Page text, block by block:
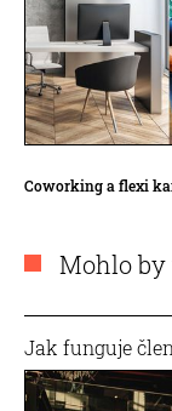
Coworking a flexi
Mohlo
Jak funguje